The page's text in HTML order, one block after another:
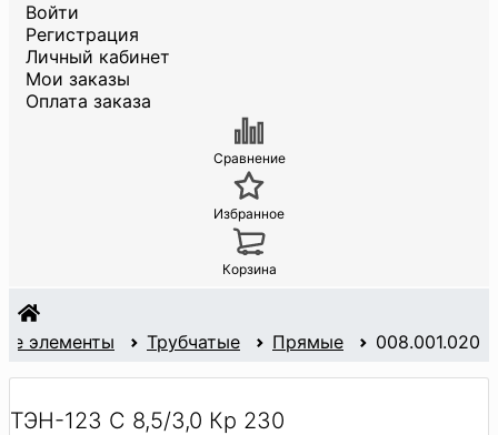
Войти
Регистрация
Личный кабинет
Мои заказы
Оплата заказа
Сравнение
Избранное
Корзина
элементы Трубчатые Прямые 008.001.020
ТЭН-123 С 8,5/3,0 Кр 230